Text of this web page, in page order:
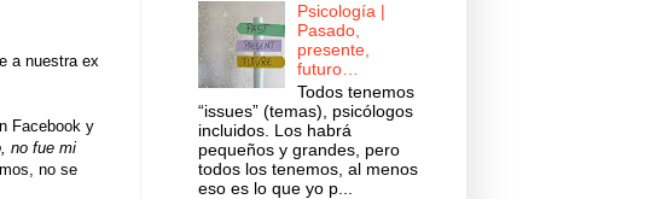
a nuestra ex
Facebook y
no fue mi
no se
Psicología |
Pasado,
presente,
futuro…
Todos tenemos
“issues” (temas), psicólogos
incluidos. Los habrá
pequeños y grandes, pero
todos los tenemos, al menos
eso es lo que yo p...